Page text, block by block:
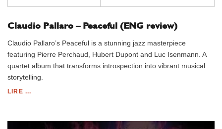
Claudio Pallaro – Peaceful (ENG review)
Claudio Pallaro’s Peaceful is a stunning jazz masterpiece
featuring Pierre Perchaud, Hubert Dupont and Luc Isenmann. A
quartet album that transforms introspection into vibrant musical
storytelling.
LIRE ...